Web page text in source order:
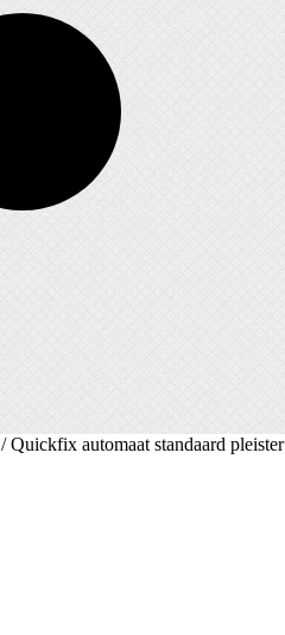
/ Quickfix automaat standaard pleister